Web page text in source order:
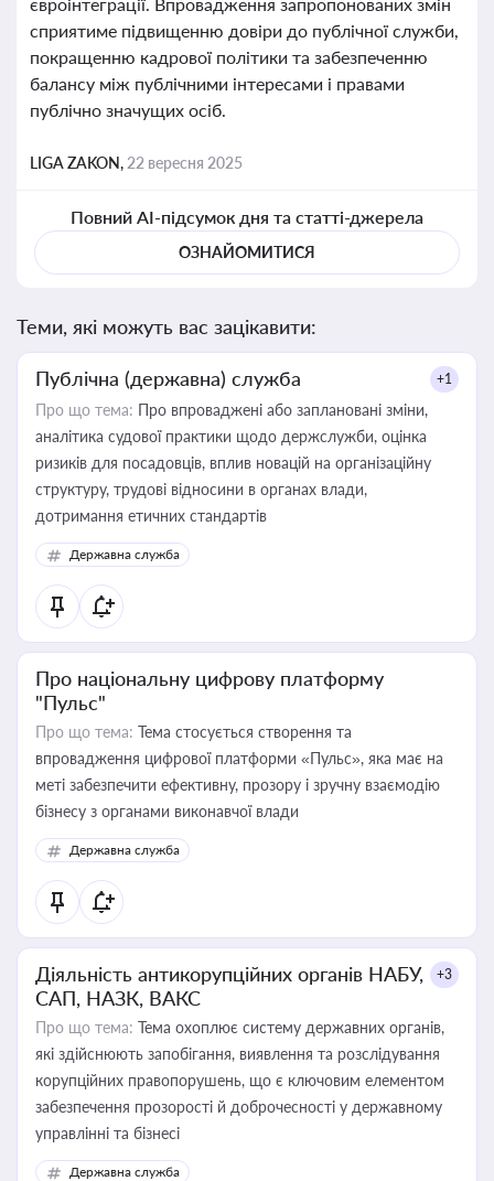
сприятиме підвищенню довіри до публічної служби,
покращенню кадрової політики та забезпеченню
балансу між публічними інтересами і правами
публічно значущих осіб.
LIGA ZAKON, 22 вересня 2025
Повний AI-підсумок дня та статті-джерела
ОЗНАЙОМИТИСЯ
Теми, які можуть вас зацікавити:
Публічна (державна) служба +1
Про що тема: Про впроваджені або заплановані зміни,
аналітика судової практики щодо держслужби, оцінка
ризиків для посадовців, вплив новацій на організаційну
структуру, трудові відносини в органах влади,
дотримання етичних стандартів
Державна служба
Про національну цифрову платформу
"Пульс"
Про що тема: Тема стосується створення та
впровадження цифрової платформи «Пульс», яка має на
меті забезпечити ефективну, прозору і зручну взаємодію
бізнесу з органами виконавчої влади
Державна служба
Діяльність антикорупційних органів НАБУ,
САП, НАЗК, ВАКС
+3
Про що тема: Тема охоплює систему державних органів,
які здійснюють запобігання, виявлення та розслідування
корупційних правопорушень, що є ключовим елементом
забезпечення прозорості й доброчесності у державному
управлінні та бізнесі
Державна служба